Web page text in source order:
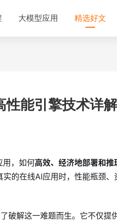
大模型应用 精选好文
能引擎技术详解​
用，如何高效、经济地部署和推
的在线AI应用时，性能瓶颈
破解这一难题而生。它不仅提